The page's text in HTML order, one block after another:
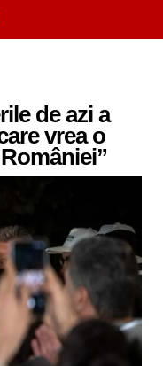
de azi a
vrea o